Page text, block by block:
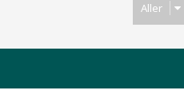
Aller